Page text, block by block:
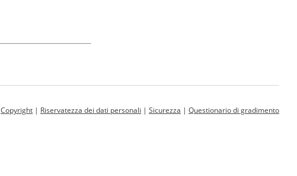
Copyright | Riservatezza dei dati personali | Sicurezza | Questionario di gradimento